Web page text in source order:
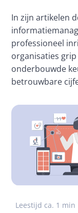
In zijn artikelen
professioneel
organisaties
onderbouwde
betrouwbare
Leestijd ca. 1 min